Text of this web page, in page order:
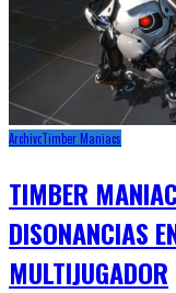
ArchivoTimber Maniacs
TIMBER
DISONANCIAS
MULTIJUGADOR